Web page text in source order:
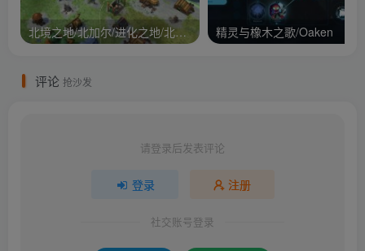
北境之地/北加尔/进化之地/北方花园/Northgard 精灵与橡木之歌/Oaken
评论 抢沙发
请登录后发表评论
登录 注册
社交账号登录